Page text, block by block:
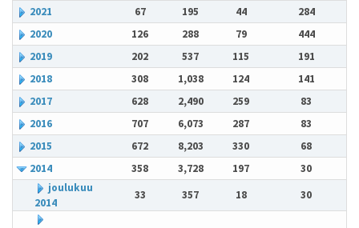
2021
67 195 44
284
2020
126 288 79
444
2019
202 537 115
191
2018
308 1,038 124
141
2017
628 2,490 259
83
2016
707 6,073 287
83
2015
672 8,203 330
68
2014
358 3,728 197
30
joulukuu
2014
33 357 18 30